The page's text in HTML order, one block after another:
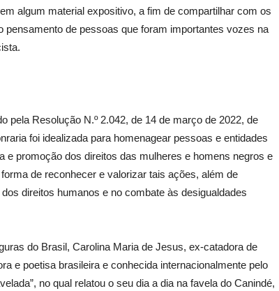
algum material expositivo, a fim de compartilhar com os
pensamento de pessoas que foram importantes vozes na
pela Resolução N.º 2.042, de 14 de março de 2022, de
foi idealizada para homenagear pessoas e entidades
e promoção dos direitos das mulheres e homens negros e
de reconhecer e valorizar tais ações, além de
direitos humanos e no combate às desigualdades
do Brasil, Carolina Maria de Jesus, ex-catadora de
e poetisa brasileira e conhecida internacionalmente pelo
no qual relatou o seu dia a dia na favela do Canindé,